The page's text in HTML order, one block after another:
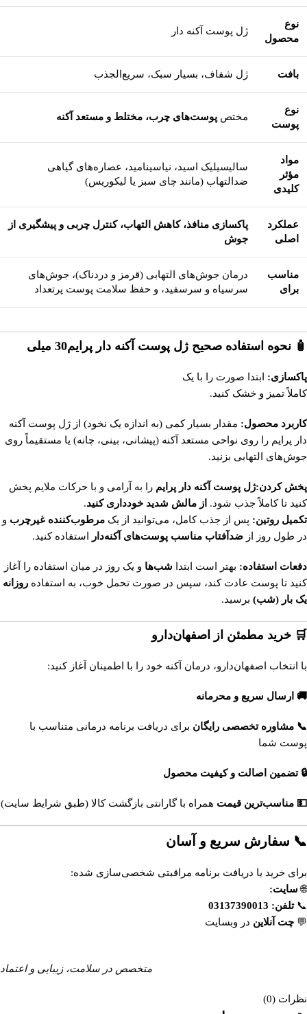
نوع
محصول
ژل پوست آکنه دار
بافت ژل شفاف، بسیار سبک، سریع‌الجذب
نوع
پوست
مختص پوست‌های چرب، مختلط و مستعد آکنه
مواد
مؤثر
کلیدی
سالیسیلیک اسید، نیاسینامید، عصاره‌های گیاهی
ضدالتهاب (مانند چای سبز یا لیکوریس)
عملکرد
اصلی
پاکسازی منافذ، کاهش التهاب، کنترل چربی و پیشگیری از
جوش
مناسب
برای
درمان جوش‌های التهابی (قرمز و دردناک)، جوش‌های
سرسیاه و سرسفید، و حفظ سلامت پوست پرتعداد
🧴 نحوه استفاده صحیح ژل پوست آکنه دار پرایم30 میلی
پاکسازی: ابتدا صورت را با یک
کاملاً تمیز و خشک کنید.
کاربرد محصول: مقدار بسیار کمی (به اندازه یک نخود) از ژل پوست آکنه
دار پرایم را روی نواحی مستعد آکنه (پیشانی، بینی، چانه) یا مستقیماً روی
جوش‌های التهابی بزنید.
پخش کردن:ژل پوست آکنه دار پرایم را به آرامی و با حرکات ملایم پخش
کنید تا کاملاً جذب شود. از مالش شدید خودداری کنید.
تکمیل روتین: پس از جذب کامل، می‌توانید از یک مرطوب‌کننده غیرچرب و
در طول روز از ضدآفتاب مناسب پوست‌های آکنه‌دار استفاده کنید.
دفعات استفاده: بهتر است ابتدا شب‌ها و یک روز در میان استفاده را آغاز
کنید تا پوست عادت کند، سپس در صورت تحمل خوب، به استفاده روزانه
یک بار (شب) برسید.
🛒 خرید مطمئن از اصفهان‌دارو
با انتخاب اصفهان‌دارو، درمان آکنه خود را با اطمینان آغاز کنید:
🚚 ارسال سریع و محرمانه
📞 مشاوره تخصصی رایگان برای دریافت برنامه درمانی متناسب با
پوست شما
🔒 تضمین اصالت و کیفیت محصول
💵 مناسب‌ترین قیمت همراه با گارانتی بازگشت کالا (طبق شرایط سایت)
📞 سفارش سریع و آسان
برای خرید یا دریافت برنامه مراقبتی شخصی‌سازی شده:
🌐سایت:
📞تلفن: 03137390013
💬 چت آنلاین در وبسایت
متخصص در سلامت، زیبایی و اعتماد
نظرات (0)